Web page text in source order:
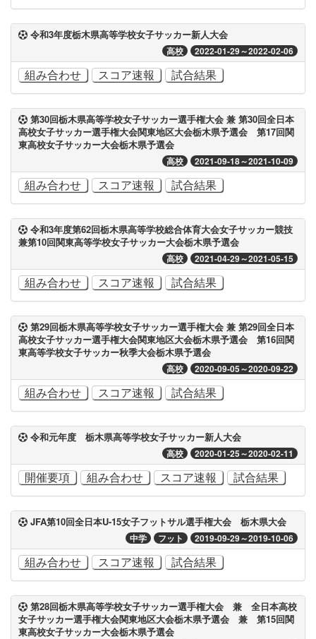
令和3年度栃木県高等学校女子サッカー新人大会
高校 2022-01-29～2022-02-06
組み合わせ スコア速報 試合結果
第30回栃木県高等学校女子サッカー選手権大会 兼 第30回全日本
高校女子サッカー選手権大会関東地区大会栃木県予選会 第17回関
東高校女子サッカー大会栃木県予選会
高校 2021-09-18～2021-10-09
組み合わせ スコア速報 試合結果
令和3年度第62回栃木県高等学校総合体育大会女子サッカー競技
兼第10回関東高等学校女子サッカー大会栃木県予選会
高校 2021-04-29～2021-05-15
組み合わせ スコア速報 試合結果
第29回栃木県高等学校女子サッカー選手権大会 兼 第29回全日本
高校女子サッカー選手権大会関東地区大会栃木県予選会 第16回関
東高等学校女子サッカー秋季大会栃木県予選会
高校 2020-09-05～2020-09-22
組み合わせ スコア速報 試合結果
令和元年度 栃木県高等学校女子サッカー新人大会
高校 2020-01-25～2020-02-11
開催要項 組み合わせ スコア速報 試合結果
JFA第10回全日本U-15女子フットサル選手権大会 栃木県大会
中学 フット 2019-09-29～2019-10-06
組み合わせ スコア速報 試合結果
第28回栃木県高等学校女子サッカー選手権大会 兼 全日本高校
女子サッカー選手権大会関東地区大会栃木県予選会 兼 第15回関
東高校女子サッカー大会栃木県予選会